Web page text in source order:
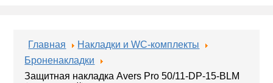
Главная
Накладки и WC-комплекты
Броненакладки
Защитная накладка Avers Pro 50/11-DP-15-BLM